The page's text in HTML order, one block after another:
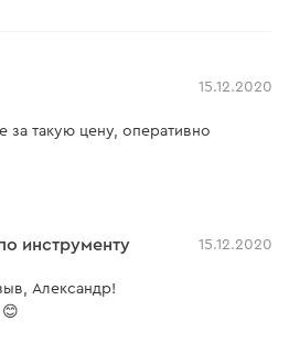
15.12.2020
такую цену, оперативно
инструменту 15.12.2020
Александр!